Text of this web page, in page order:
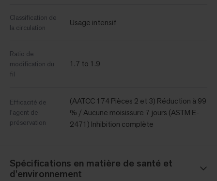
Classification de
la circulation
Usage intensif
Ratio de
modification du
fil
1.7 to 1.9
Efficacité de
l'agent de
préservation
(AATCC 174 Pièces 2 et 3) Réduction à 99
% / Aucune moisissure 7 jours (ASTM E-
2471) Inhibition complète
Spécifications en matière de santé et
d'environnement